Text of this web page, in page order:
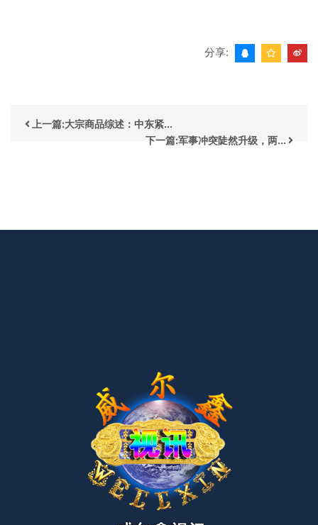
分享:
上一篇:大宗商品综述：中东紧...
下一篇:军事冲突陡然升级，两...